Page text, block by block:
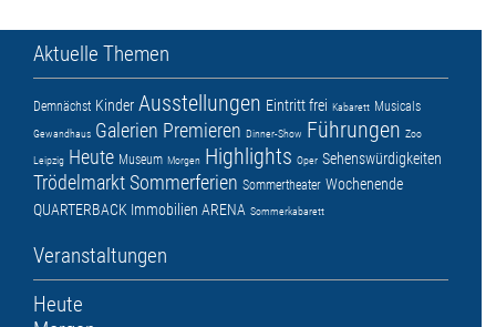
Aktuelle Themen
Demnächst Kinder Ausstellungen Eintritt frei Kabarett Musicals
Gewandhaus Galerien Premieren Dinner-Show Führungen Zoo
Leipzig Heute Museum Morgen Highlights Oper Sehenswürdigkeiten
TrödelmarktSommerferien Sommertheater Wochenende
QUARTERBACK Immobilien ARENA Sommerkabarett
Veranstaltungen
Heute